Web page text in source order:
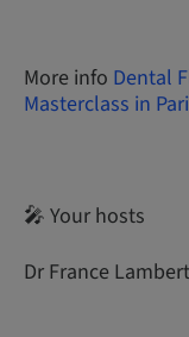
More info Dental
Masterclass in
🎤 Your hosts
Dr France